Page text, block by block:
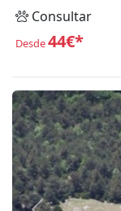
Consultar
Desde44€*